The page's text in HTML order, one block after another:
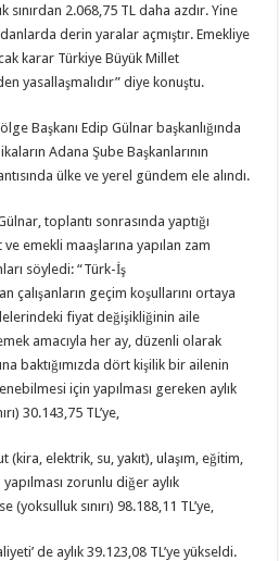
sınırdan 2.068,75 TL daha azdır. Yine
derin yaralar açmıştır. Emekliye
karar Türkiye Büyük Millet
yasallaşmalıdır” diye konuştu.
Başkanı Edip Gülnar başkanlığında
Adana Şube Başkanlarının
ülke ve yerel gündem ele alındı.
toplantı sonrasında yaptığı
emekli maaşlarına yapılan zam
söyledi: “Türk-İş
çalışanların geçim koşullarını ortaya
fiyat değişikliğinin aile
amacıyla her ay, düzenli olarak
baktığımızda dört kişilik bir ailenin
için yapılması gereken aylık
30.143,75 TL’ye,
(kira, elektrik, su, yakıt), ulaşım, eğitim,
zorunlu diğer aylık
(yoksulluk sınırı) 98.188,11 TL’ye,
de aylık 39.123,08 TL’ye yükseldi.